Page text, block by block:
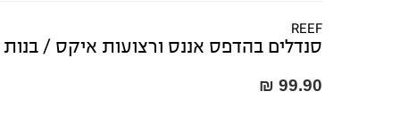
REEF
סנדלים בהדפס אננס ורצועות איקס / בנות
99.90 ₪